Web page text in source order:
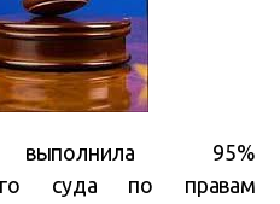
95%
суда по правам